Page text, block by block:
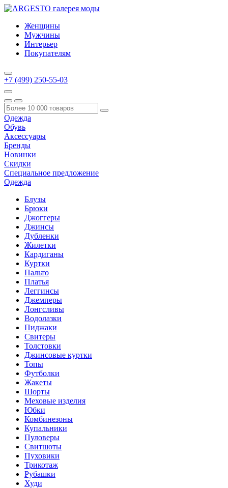
Женщины
Мужчины
Интерьер
Покупателям
+7 (499) 250-55-03
Одежда
Обувь
Аксессуары
Бренды
Новинки
Скидки
Специальное предложение
Одежда
Блузы
Брюки
Джоггеры
Джинсы
Дубленки
Жилетки
Кардиганы
Куртки
Пальто
Платья
Леггинсы
Джемперы
Лонгсливы
Водолазки
Пиджаки
Свитеры
Толстовки
Джинсовые куртки
Топы
Футболки
Жакеты
Шорты
Меховые изделия
Юбки
Комбинезоны
Купальники
Пуловеры
Свитшоты
Пуховики
Трикотаж
Рубашки
Худи